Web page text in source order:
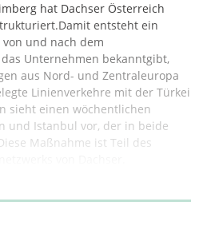
hat Dachser Österreich
entsteht ein
und nach dem
Unternehmen bekanntgibt,
aus Nord- und Zentraleuropa
Linienverkehre mit der Türkei
sieht einen wöchentlichen
und Istanbul vor, der in beide
Maßnahme ist Teil des